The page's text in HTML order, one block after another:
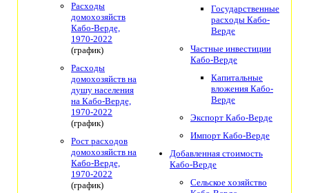
Расходы
домохозяйств
Кабо-Верде,
1970-2022
(график)
Расходы
домохозяйств на
душу населения
на Кабо-Верде,
1970-2022
(график)
Рост расходов
домохозяйств на
Кабо-Верде,
1970-2022
(график)
Государственные
расходы Кабо-
Верде
Частные инвестиции
Кабо-Верде
Капитальные
вложения Кабо-
Верде
Экспорт Кабо-Верде
Импорт Кабо-Верде
Добавленная стоимость
Кабо-Верде
Сельское хозяйство